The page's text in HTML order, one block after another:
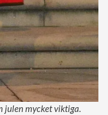
julen mycket viktiga.